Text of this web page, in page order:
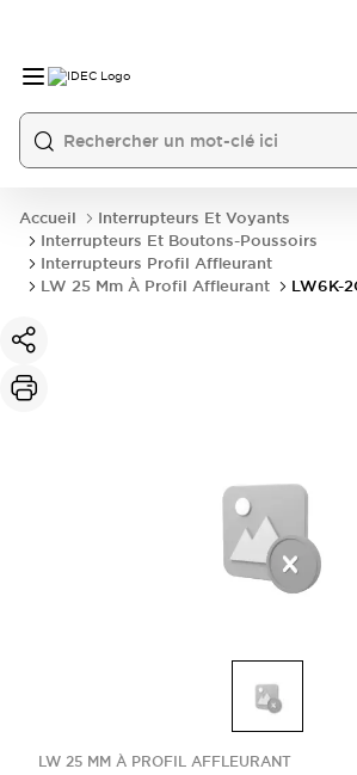
Accueil
Interrupteurs Et Voyants
Interrupteurs Et Boutons-Poussoirs
Interrupteurs Profil Affleurant
LW 25 Mm À Profil Affleurant
LW6K-
LW 25 MM À PROFIL AFFLEURANT